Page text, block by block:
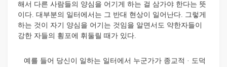
해서 다른 사람들의 양심을 어기게 하는 걸 삼가야 한다는 뜻
이다. 대부분의 일터에서는 그 반대 현상이 일어난다. 그렇게
하는 것이 자기 양심을 어기는 것임을 알면서도 약한자들이
강한 자들의 횡포에 휘둘릴 때가 있다.
예를 들어 당신이 일하는 일터에서 누군가가 종교적 · 도덕